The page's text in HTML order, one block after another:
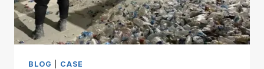
BLOG CASE